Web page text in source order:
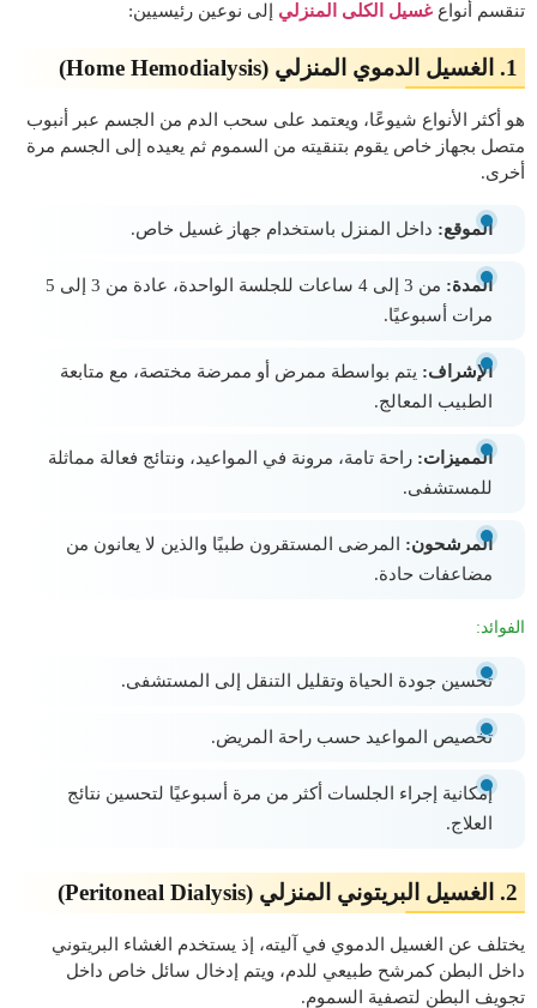
تنقسم أنواع غسيل الكلى المنزلي إلى نوعين رئيسيين:
1. الغسيل الدموي المنزلي (Home Hemodialysis)
هو أكثر الأنواع شيوعًا، ويعتمد على سحب الدم من الجسم عبر أنبوب
متصل بجهاز خاص يقوم بتنقيته من السموم ثم يعيده إلى الجسم مرة
أخرى.
الموقع: داخل المنزل باستخدام جهاز غسيل خاص.
المدة:
من 3 إلى 4 ساعات للجلسة الواحدة، عادة من 3 إلى 5
مرات أسبوعيًا.
الإشراف: يتم بواسطة ممرض أو ممرضة مختصة، مع متابعة
الطبيب المعالج.
المميزات: راحة تامة، مرونة في المواعيد، ونتائج فعالة مماثلة
للمستشفى.
المرشحون: المرضى المستقرون طبيًا والذين لا يعانون من
مضاعفات حادة.
الفوائد:
تحسين جودة الحياة وتقليل التنقل إلى المستشفى.
تخصيص المواعيد حسب راحة المريض.
إمكانية إجراء الجلسات أكثر من مرة أسبوعيًا لتحسين نتائج
العلاج.
2. الغسيل البريتوني المنزلي (Peritoneal Dialysis)
يختلف عن الغسيل الدموي في آليته، إذ يستخدم الغشاء البريتوني
داخل البطن كمرشح طبيعي للدم، ويتم إدخال سائل خاص داخل
تجويف البطن لتصفية السموم.